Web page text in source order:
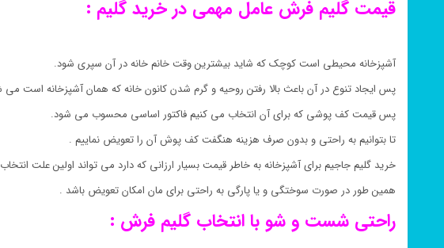
قیمت گلیم فرش عامل مهمی در خرید گلیم :
آشپزخانه محیطی است کوچک که شاید بیشترین وقت خانم خانه در آن سپری شود.
پس ایجاد تنوع در آن باعث بالا رفتن روحیه و گرم شدن کانون خانه که همان آشپزخانه است
پس قیمت کف پوشی که برای آن انتخاب می کنیم فاکتور اساسی محسوب می شود.
تا بتوانیم به راحتی و بدون صرف هزینه هنگفت کف پوش آن را تعویض نماییم .
خرید گلیم جاجیم برای آشپزخانه به خاطر قیمت بسیار ارزانی که دارد می تواند اولین علت
همین طور در صورت سوختگی و یا پارگی به راحتی برای مان امکان تعویض باشد .
راحتی شست و شو با انتخاب گلیم فرش :